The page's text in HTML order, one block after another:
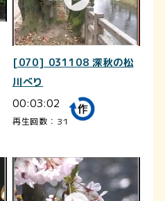
[070] 031108 深秋の松
川べり
00:03:02
再生回数：31